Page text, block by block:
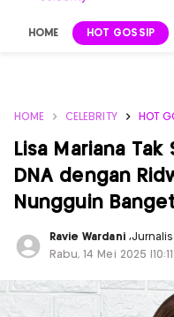
HOME HOT GOSSIP
HOME CELEBRITY HOT
Lisa Mariana Tak
DNA dengan
Nungguin
Ravie Wardani ,Jurnalis
Rabu, 14 Mei 2025